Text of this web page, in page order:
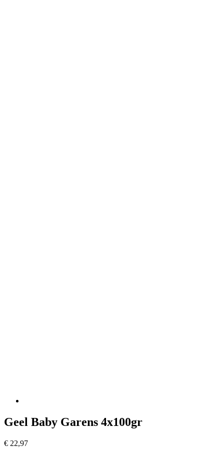
Geel Baby Garens 4x100gr
€ 22,97